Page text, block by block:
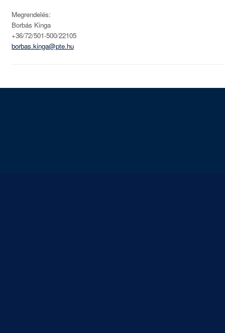
Megrendelés:
Borbás Kinga
+36/72/501-500/22105
borbas.kinga@pte.hu